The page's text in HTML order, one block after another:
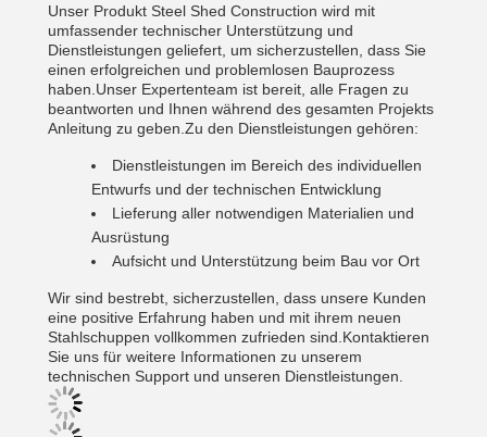
Unser Produkt Steel Shed Construction wird mit
umfassender technischer Unterstützung und
Dienstleistungen geliefert, um sicherzustellen, dass Sie
einen erfolgreichen und problemlosen Bauprozess
haben.Unser Expertenteam ist bereit, alle Fragen zu
beantworten und Ihnen während des gesamten Projekts
Anleitung zu geben.Zu den Dienstleistungen gehören:
Dienstleistungen im Bereich des individuellen
Entwurfs und der technischen Entwicklung
Lieferung aller notwendigen Materialien und
Ausrüstung
Aufsicht und Unterstützung beim Bau vor Ort
Wir sind bestrebt, sicherzustellen, dass unsere Kunden
eine positive Erfahrung haben und mit ihrem neuen
Stahlschuppen vollkommen zufrieden sind.Kontaktieren
Sie uns für weitere Informationen zu unserem
technischen Support und unseren Dienstleistungen.